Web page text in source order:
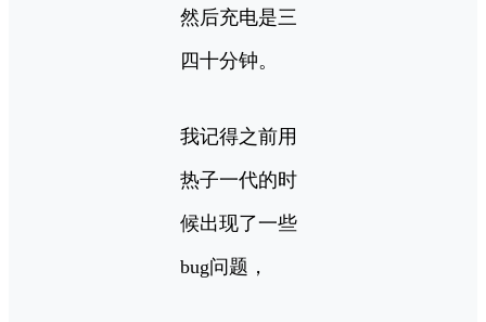
然后充电是三
四十分钟。
我记得之前用
热子一代的时
候出现了一些
bug问题，